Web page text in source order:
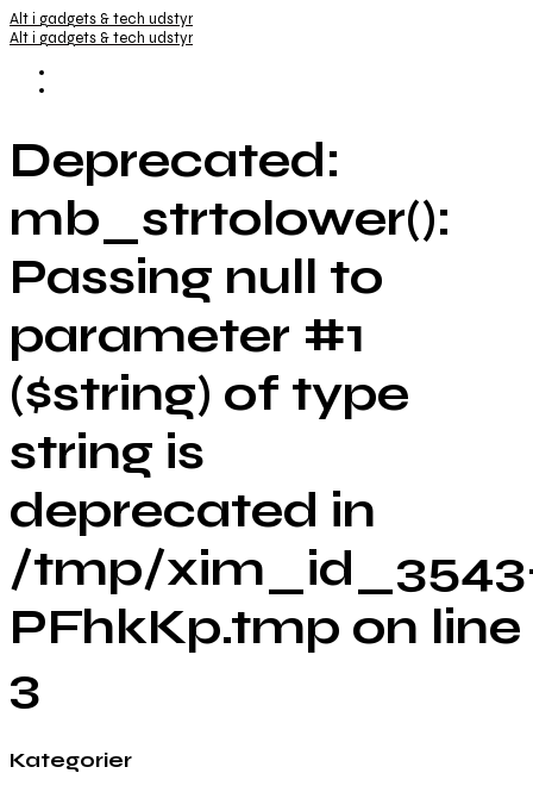
Alt i gadgets & tech udstyr
Alt i gadgets & tech udstyr
Deprecated:
mb_strtolower():
Passing null to
parameter #1
($string) of type
string is
deprecated in
/tmp/
PFhkKp.tmp on line
3
Kategorier